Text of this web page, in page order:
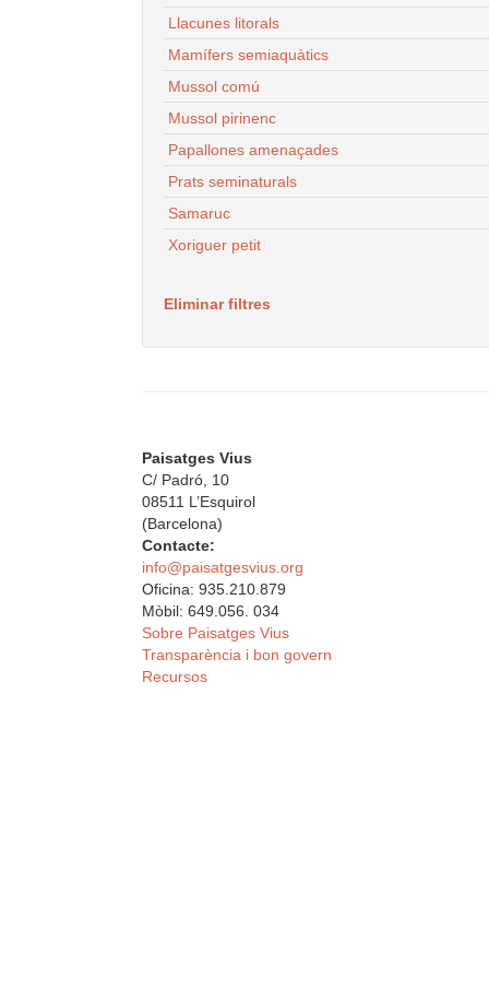
Llacunes litorals
Mamífers semiaquàtics
Mussol comú
Mussol pirinenc
Papallones amenaçades
Prats seminaturals
Samaruc
Xoriguer petit
Eliminar filtres
Paisatges Vius
C/ Padró, 10
08511 L’Esquirol
(Barcelona)
Contacte:
info@paisatgesvius.org
Oficina: 935.210.879
Mòbil: 649.056. 034
Sobre Paisatges Vius
Transparència i bon govern
Recursos